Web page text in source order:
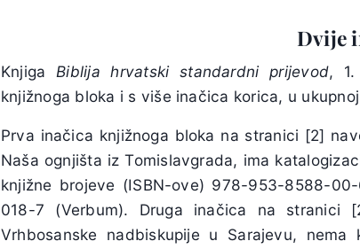
Dvije
Knjiga Biblija hrvatski standardni prijevod, 1.
knjižnoga bloka i s više inačica korica, u
Prva inačica knjižnoga bloka na stranici [2]
Naša ognjišta iz Tomislavgrada, ima
knjižne brojeve (ISBN-ove) 978-953-8588-
018-7 (Verbum). Druga inačica na stranici
Vrhbosanske nadbiskupije u Sarajevu,